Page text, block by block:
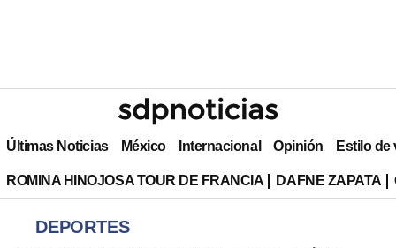
Últimas Noticias México Internacional Opinión Estilo de
ROMINA HINOJOSA TOUR DE FRANCIA DAFNE ZAPATA
DEPORTES